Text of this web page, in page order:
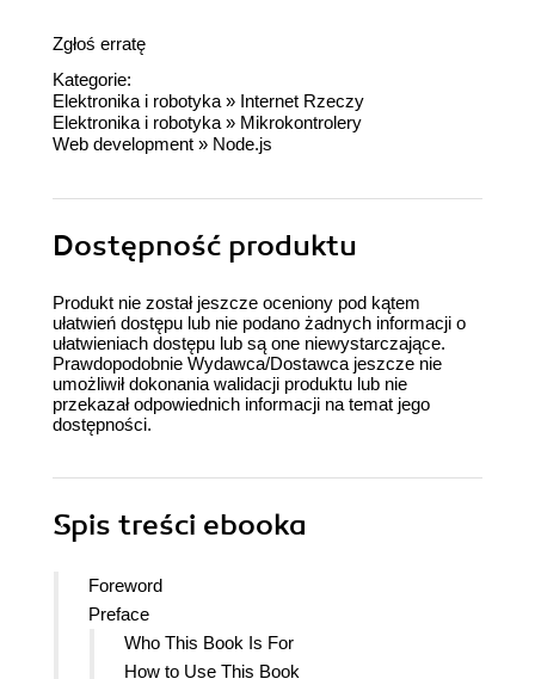
Zgłoś erratę
Kategorie:
Elektronika i robotyka » Internet Rzeczy
Elektronika i robotyka » Mikrokontrolery
Web development » Node.js
Dostępność produktu
Produkt nie został jeszcze oceniony pod kątem
ułatwień dostępu lub nie podano żadnych informacji o
ułatwieniach dostępu lub są one niewystarczające.
Prawdopodobnie Wydawca/Dostawca jeszcze nie
umożliwił dokonania walidacji produktu lub nie
przekazał odpowiednich informacji na temat jego
dostępności.
Spis treści ebooka
Foreword
Preface
Who This Book Is For
How to Use This Book